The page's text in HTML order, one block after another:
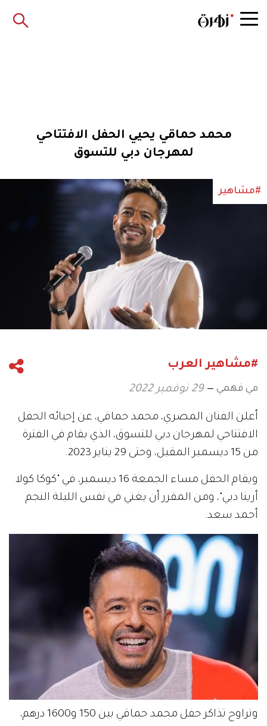
محمد حماقي يحيي الحفل الافتتاحي
لمهرجان دبي للتسوق
#مشاهير
#مشاهير العرب
مي فهمي 29 نوفمبر 2022
أعلن الفنان المصري، محمد حماقي، عن إحيائه الحفل
الافتتاحي لمهرجان دبي للتسوق، الذي يقام في الفترة
من 15 ديسمبر المقبل، وحتى 29 يناير 2023.
ويقام الحفل مساء الجمعة 16 ديسمبر، في "كوكا كولا
أرينا دبي"، ومن المقرر أن يغني في نفس الليلة النجم
أحمد سعد.
وتراوح تذاكر حفل محمد حماقي بين 150 و1600 درهم،